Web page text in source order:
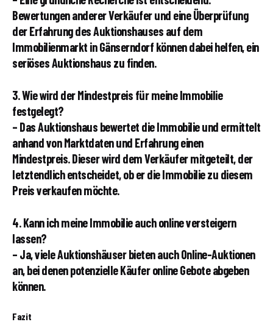
Bewertungen anderer Verkäufer und eine Überprüfung
der Erfahrung des Auktionshauses auf dem
Immobilienmarkt in Gänserndorf können dabei helfen, ein
seriöses Auktionshaus zu finden.
3. Wie wird der Mindestpreis für meine Immobilie
festgelegt?
– Das Auktionshaus bewertet die Immobilie und ermittelt
anhand von Marktdaten und Erfahrung einen
Mindestpreis. Dieser wird dem Verkäufer mitgeteilt, der
letztendlich entscheidet, ob er die Immobilie zu diesem
Preis verkaufen möchte.
4. Kann ich meine Immobilie auch online versteigern
lassen?
– Ja, viele Auktionshäuser bieten auch Online-Auktionen
an, bei denen potenzielle Käufer online Gebote abgeben
können.
Fazit